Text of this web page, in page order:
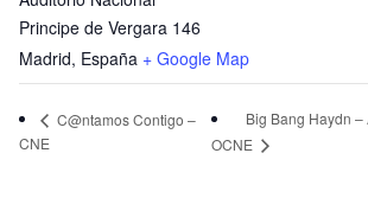
Principe de Vergara 146
Madrid, España + Google Map
C@ntamos Contigo –
CNE
Big Bang Haydn
OCNE